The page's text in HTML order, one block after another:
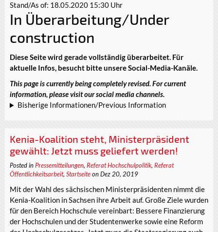
Stand/As of: 18.05.2020 15:30 Uhr
In Überarbeitung/Under
construction
Diese Seite wird gerade vollständig überarbeitet. Für
aktuelle Infos, besucht bitte unsere Social-Media-Kanäle.
This page is currently being completely revised. For current
information, please visit our social media channels.
Bisherige Informationen/Previous Information
Kenia-Koalition steht, Ministerpräsident
gewählt: Jetzt muss geliefert werden!
Posted in Pressemitteilungen, Referat Hochschulpolitik, Referat
Öffentlichkeitsarbeit, Startseiteon Dez 20, 2019
Mit der Wahl des sächsischen Ministerpräsidenten nimmt die
Kenia-Koalition in Sachsen ihre Arbeit auf. Große Ziele wurden
für den Bereich Hochschule vereinbart: Bessere Finanzierung
der Hochschulen und der Studentenwerke sowie eine Reform